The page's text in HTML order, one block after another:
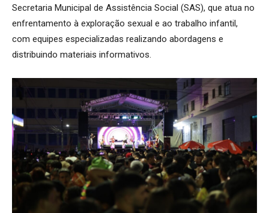
Secretaria Municipal de Assistência Social (SAS), que atua no
enfrentamento à exploração sexual e ao trabalho infantil,
com equipes especializadas realizando abordagens e
distribuindo materiais informativos.